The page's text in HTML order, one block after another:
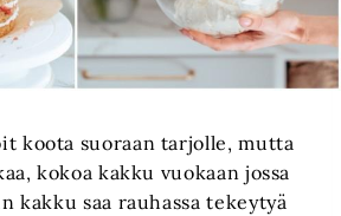
koota suoraan tarjolle, mutta
kokoa kakku vuokaan jossa
kakku saa rauhassa tekeytyä